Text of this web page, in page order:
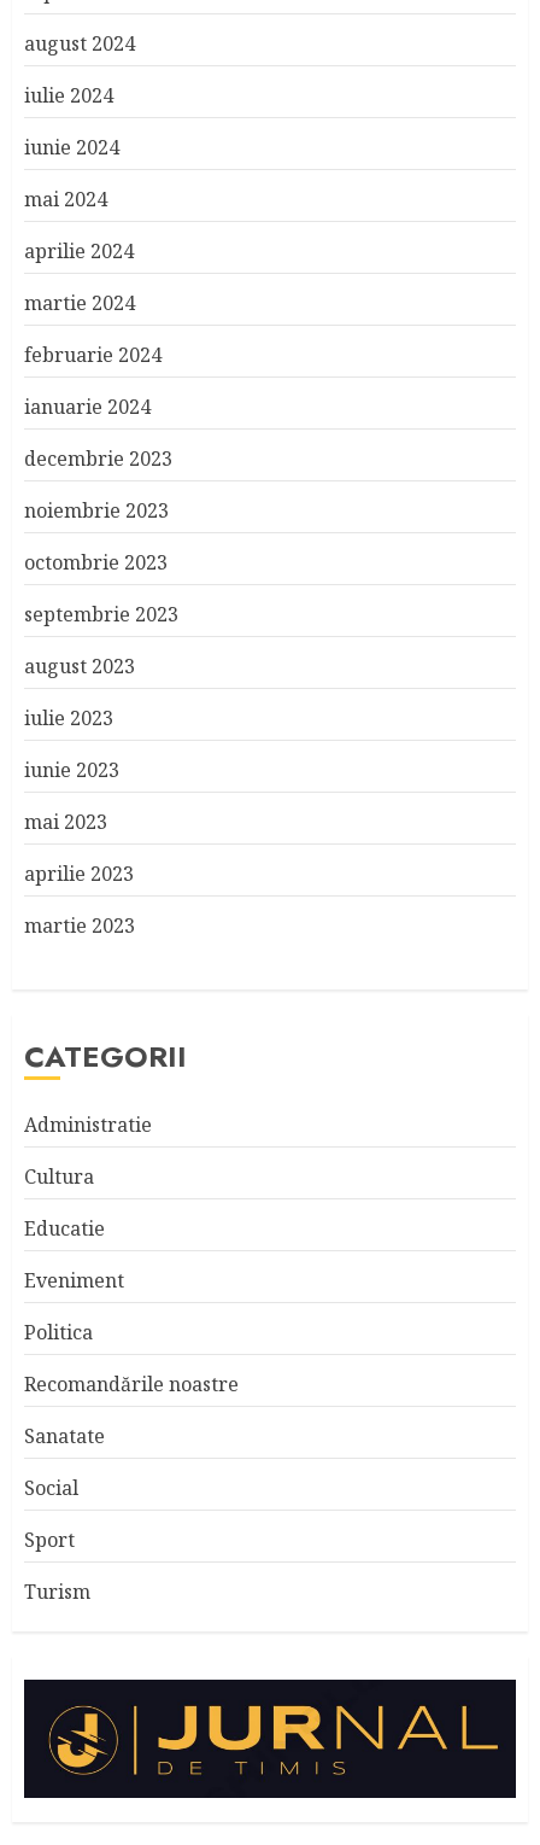
august 2024
iulie 2024
iunie 2024
mai 2024
aprilie 2024
martie 2024
februarie 2024
ianuarie 2024
decembrie 2023
noiembrie 2023
octombrie 2023
septembrie 2023
august 2023
iulie 2023
iunie 2023
mai 2023
aprilie 2023
martie 2023
CATEGORII
Administratie
Cultura
Educatie
Eveniment
Politica
Recomandările noastre
Sanatate
Social
Sport
Turism